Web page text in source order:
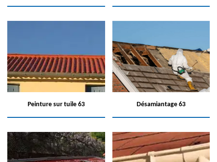
Peinture sur tuile 63 Désamiantage 63